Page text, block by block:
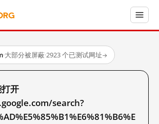
·大部分被屏蔽·2923 个已测试网址→
开
search?